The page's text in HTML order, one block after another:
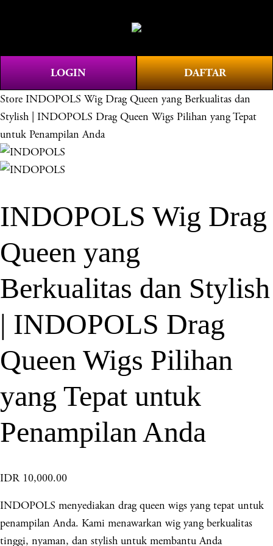
e
n
u
LOGIN DAFTAR
Store INDOPOLS Wig Drag Queen yang Berkualitas dan
Stylish | INDOPOLS Drag Queen Wigs Pilihan yang Tepat
untuk Penampilan Anda
INDOPOLS Wig Drag
Queen yang
Berkualitas dan Stylish
| INDOPOLS Drag
Queen Wigs Pilihan
yang Tepat untuk
Penampilan Anda
IDR 10,000.00
INDOPOLS menyediakan drag queen wigs yang tepat untuk
penampilan Anda. Kami menawarkan wig yang berkualitas
tinggi, nyaman, dan stylish untuk membantu Anda